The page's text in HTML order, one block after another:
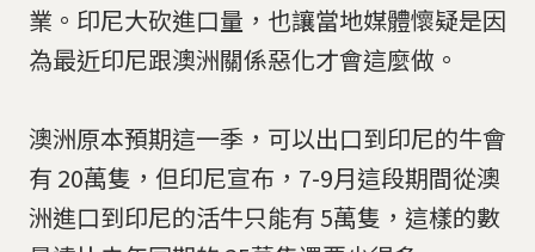
業。印尼大砍進口量，也讓當地媒體懷疑是因
為最近印尼跟澳洲關係惡化才會這麼做。
澳洲原本預期這一季，可以出口到印尼的牛會
有 20萬隻，但印尼宣布，7-9月這段期間從澳
洲進口到印尼的活牛只能有 5萬隻，這樣的數